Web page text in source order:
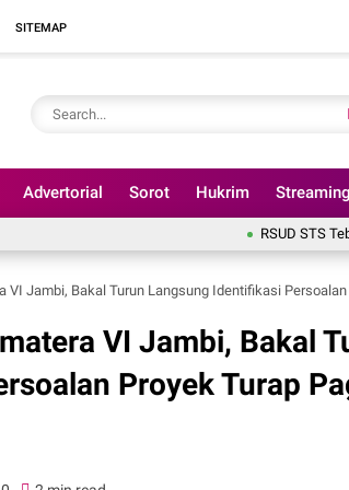
SITEMAP
Advertorial Sorot Hukrim Streaming
RSUD STS Tebo, Tindak
Jambi, Bakal Turun Langsung Identifikasi Persoalan
VI Jambi, Bakal
Proyek Turap